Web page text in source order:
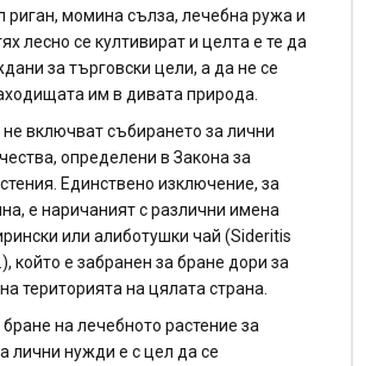
риган, момина сълза, лечебна ружа и
лесно се култивират и целта е те да
за търговски цели, а да не се
им в дивата природа.
включват събирането за лични
определени в Закона за
Единствено изключение, за
е наричаният с различни имена
или алиботушки чай (Sideritis
който е забранен за бране дори за
територията на цялата страна.
на лечебното растение за
лични нужди е с цел да се